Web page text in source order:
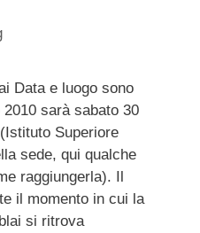
Data e luogo sono
sarà sabato 30
Superiore
sede, qui qualche
raggiungerla). Il
il momento in cui la
si ritrova